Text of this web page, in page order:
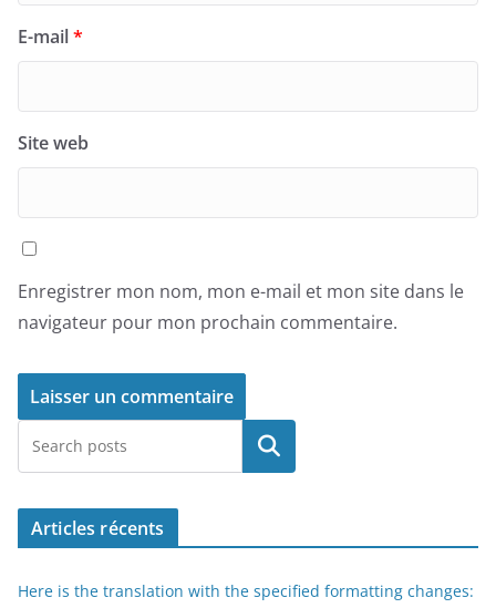
E-mail*
Site web
Enregistrer mon nom, mon e-mail et mon site dans le
navigateur pour mon prochain commentaire.
Rechercher
Articles récents
Here is the translation with the specified formatting changes: